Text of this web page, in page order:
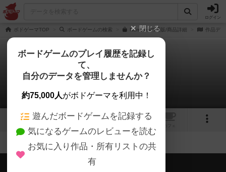
ログイン
ボドゲーマTOP ボードゲームの検索 Numbersの通販/商品詳細 作品デ
ナンバーズ
拡張/関連作品 0件
1
会員の新しい投稿
閉じる
ボードゲームのプレイ履歴を記録し
て、
自分のデータを管理しませんか？
約75,000人がボドゲーマを利用中！
遊んだボードゲームを記録する
気になるゲームのレビューを読む
お気に入り作品・所有リストの共
有